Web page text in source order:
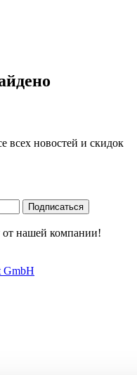
всех новостей и скидок
Подписаться
нашей компании!